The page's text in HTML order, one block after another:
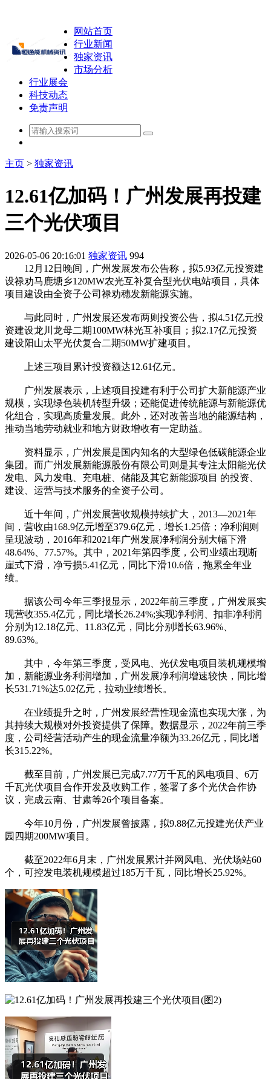
网站首页
行业新闻
独家资讯
市场分析
行业展会
科技动态
免责声明
主页 > 独家资讯
12.61亿加码！广州发展再投建
三个光伏项目
2026-05-06 20:16:01 独家资讯 994
12月12日晚间，广州发展发布公告称，拟5.93亿元投资建
设禄劝马鹿塘乡120MW农光互补复合型光伏电站项目，具体
项目建设由全资子公司禄劝穗发新能源实施。
与此同时，广州发展还发布两则投资公告，拟4.51亿元投
资建设龙川龙母二期100MW林光互补项目；拟2.17亿元投资
建设阳山太平光伏复合二期50MW扩建项目。
上述三项目累计投资额达12.61亿元。
广州发展表示，上述项目投建有利于公司扩大新能源产业
规模，实现绿色装机转型升级；还能促进传统能源与新能源优
化组合，实现高质量发展。此外，还对改善当地的能源结构，
推动当地劳动就业和地方财政增收有一定助益。
资料显示，广州发展是国内知名的大型绿色低碳能源企业
集团。而广州发展新能源股份有限公司则是其专注太阳能光伏
发电、风力发电、充电桩、储能及其它新能源项目 的投资、
建设、运营与技术服务的全资子公司。
近十年间，广州发展营收规模持续扩大，2013—2021年
间，营收由168.9亿元增至379.6亿元，增长1.25倍；净利润则
呈现波动，2016年和2021年广州发展净利润分别大幅下滑
48.64%、77.57%。其中，2021年第四季度，公司业绩出现断
崖式下滑，净亏损5.41亿元，同比下滑10.6倍，拖累全年业
绩。
据该公司今年三季报显示，2022年前三季度，广州发展实
现营收355.4亿元，同比增长26.24%;实现净利润、扣非净利润
分别为12.18亿元、11.83亿元，同比分别增长63.96%、
89.63%。
其中，今年第三季度，受风电、光伏发电项目装机规模增
加，新能源业务利润增加，广州发展净利润增速较快，同比增
长531.71%达5.02亿元，拉动业绩增长。
在业绩提升之时，广州发展经营性现金流也实现大涨，为
其持续大规模对外投资提供了保障。数据显示，2022年前三季
度，公司经营活动产生的现金流量净额为33.26亿元，同比增
长315.22%。
截至目前，广州发展已完成7.77万千瓦的风电项目、6万
千瓦光伏项目合作开发及收购工作，签署了多个光伏合作协
议，完成云南、甘肃等26个项目备案。
今年10月份，广州发展曾披露，拟9.88亿元投建光伏产业
园四期200MW项目。
截至2022年6月末，广州发展累计并网风电、光伏场站60
个，可控发电装机规模超过185万千瓦，同比增长25.92%。